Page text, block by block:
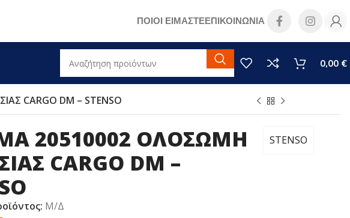
ΠΟΙΟΙ ΕΙΜΑΣΤΕΕΠΙΚΟΙΝΩΝΙΑ
0,00 €
CARGO DM – STENSO
20510002 ΟΛΟΣΩΜΗ
CARGO DM –
STENSO
Μ/Δ